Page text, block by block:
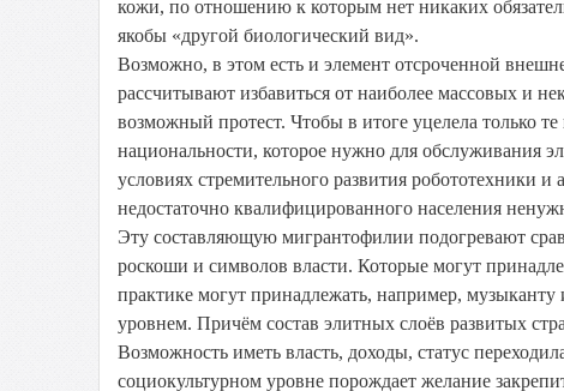
кожи, по отношению к которым нет никаких
якобы «другой биологический вид».
Возможно, в этом есть и элемент отсроченной
рассчитывают избавиться от наиболее массовых и
возможный протест. Чтобы в итоге уцелела только
национальности, которое нужно для обслуживания
условиях стремительного развития робототехники
недостаточно квалифицированного населения
Эту составляющую мигрантофилии подогревают
роскоши и символов власти. Которые могут
практике могут принадлежать, например,
уровнем. Причём состав элитных слоёв развитых
Возможность иметь власть, доходы, статус
социокультурном уровне порождает желание